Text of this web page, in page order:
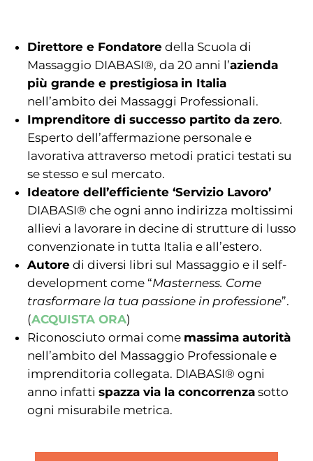
Direttore e Fondatore della Scuola di
Massaggio DIABASI®, da 20 anni l’azienda
più grande e prestigiosa in Italia
nell’ambito dei Massaggi Professionali.
Imprenditore di successo partito da zero.
Esperto dell’affermazione personale e
lavorativa attraverso metodi pratici testati su
se stesso e sul mercato.
Ideatore dell’efficiente ‘Servizio Lavoro’
DIABASI® che ogni anno indirizza moltissimi
allievi a lavorare in decine di strutture di lusso
convenzionate in tutta Italia e all’estero.
Autore di diversi libri sul Massaggio e il self-
development come “Masterness. Come
trasformare la tua passione in professione”.
(ACQUISTA ORA)
Riconosciuto ormai come massima autorità
nell’ambito del Massaggio Professionale e
imprenditoria collegata. DIABASI® ogni
anno infattispazza via la concorrenza sotto
ogni misurabile metrica.